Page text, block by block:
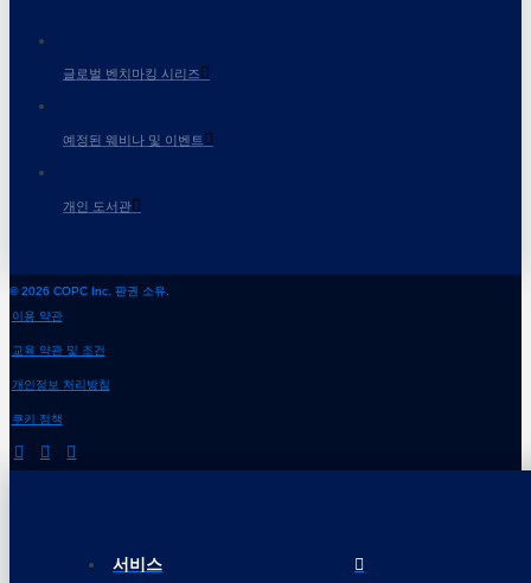
글로벌 벤치마킹 시리즈
예정된 웨비나 및 이벤트
개인 도서관
© 2026 COPC Inc. 판권 소유.
이용 약관
교육 약관 및 조건
개인정보 처리방침
쿠키 정책
서비스